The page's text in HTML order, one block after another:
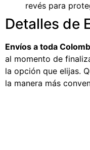
revés para
Detalles de
Envíos a toda
al momento de
la opción que elijas.
la manera más